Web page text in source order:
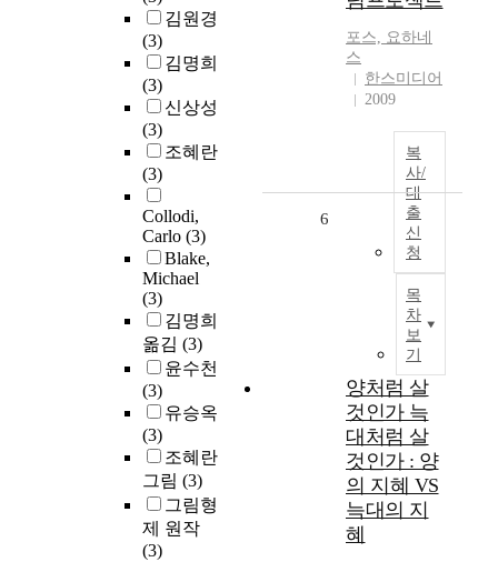
김원경
(3)
김명희
(3)
신상성
(3)
조혜란
(3)
Collodi,
Carlo (3)
Blake,
Michael
(3)
김명희
옮김 (3)
윤수천
(3)
유승옥
(3)
조혜란
그림 (3)
그림형
제 원작
(3)
포스, 요하네
스
한스미디어
2009
복
사/
대
출
신
청
목
차
보
기
6
양처럼 살
것인가 늑
대처럼 살
것인가 : 양
의 지혜 VS
늑대의 지
혜